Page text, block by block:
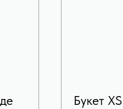
Букет XS